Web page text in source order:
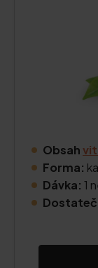
Obsah
Forma:
Dávka: 1